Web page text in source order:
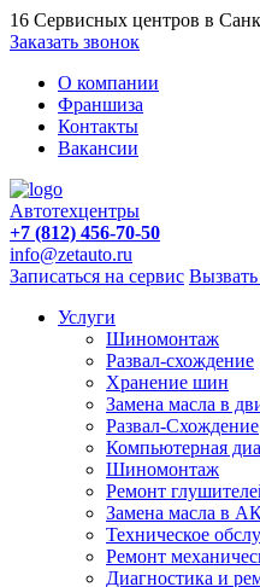
16 Сервисных центров в
Заказать звонок
О компании
Франшиза
Контакты
Вакансии
Автотехцентры
+7 (812) 456-70-50
info@zetauto.ru
Записаться на сервис Вызвать
Услуги
Шиномонтаж
Развал-схождение
Хранение шин
Замена масла в
Развал-Схождение
Компьютерная
Шиномонтаж
Ремонт
Замена масла в
Техническое
Ремонт
Диагностика и